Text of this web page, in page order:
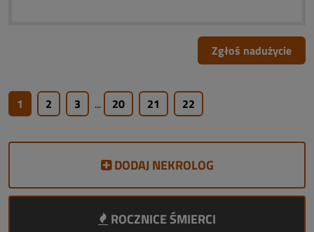
Zgłoś nadużycie
1 2 3 ... 20 21 22
DODAJ NEKROLOG
ROCZNICE ŚMIERCI